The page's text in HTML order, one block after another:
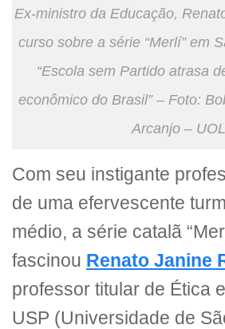
Ex-ministro da Educação,
curso sobre a série “Merlí” em
“Escola sem Partido atrasa
econômico do Brasil” – Foto:
Arcanjo – UOL
Com seu instigante
de uma efervescente
médio, a série catalã
fascinou Renato Janine
professor titular de Ética
USP (Universidade de